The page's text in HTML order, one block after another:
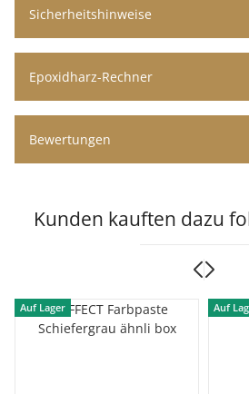
Sicherheitshinweise
Epoxidharz-Rechner
Bewertungen
Kunden kauften dazu
Auf Lager Auf